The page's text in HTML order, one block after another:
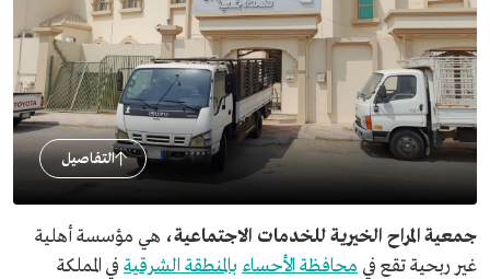
التفاصيل
جمعية المراح الخيرية للخدمات الاجتماعية، هي مؤسسة أهلية
غير ربحية تقع في محافظة الأحساء بالمنطقة الشرقية في المملكة